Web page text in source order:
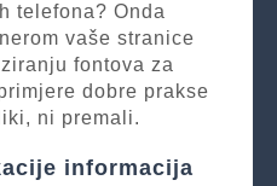
telefona? Onda
vaše stranice
fontova za
dobre prakse
ni premali.
informacija